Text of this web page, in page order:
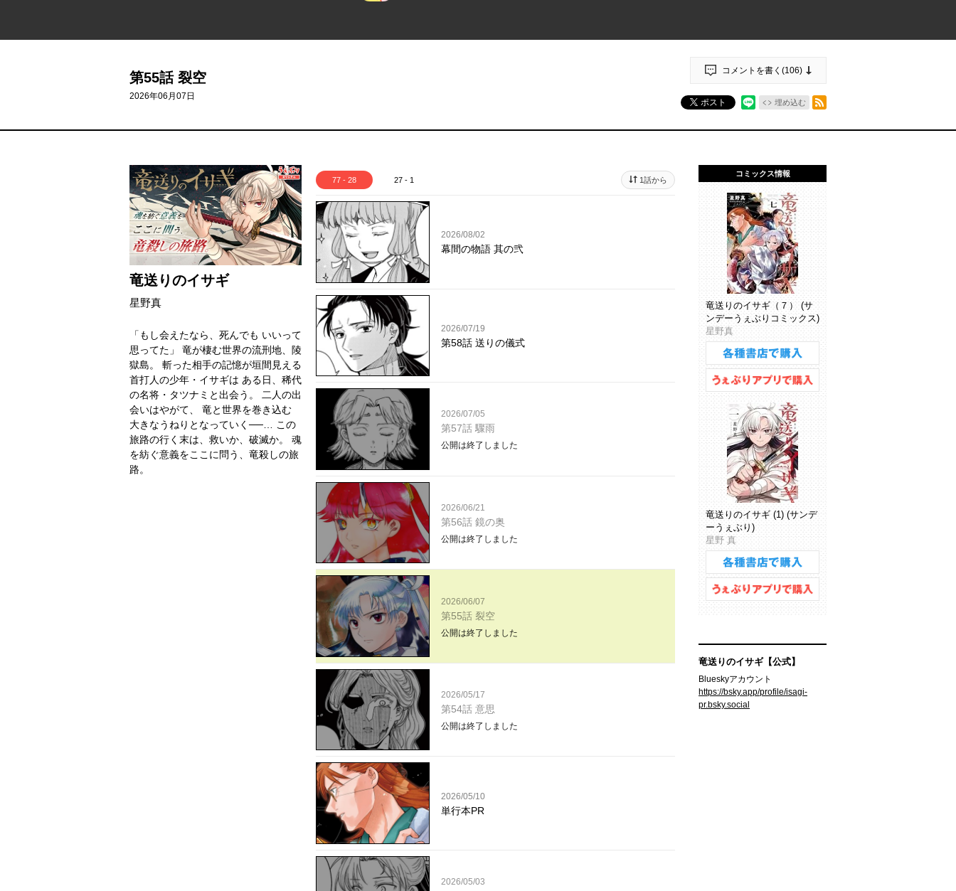
第55話 裂空
2026年06月07日
コメントを書く(106)
ポスト 埋め込む
竜送りのイサギ
星野真
「もし会えたなら、死んでも いいって
思ってた」 竜が棲む世界の流刑地、陵
獄島。 斬った相手の記憶が垣間見える
首打人の少年・イサギは ある日、稀代
の名将・タツナミと出会う。 二人の出
会いはやがて、 竜と世界を巻き込む
大きなうねりとなっていく──… この
旅路の行く末は、救いか、破滅か。 魂
を紡ぐ意義をここに問う、竜殺しの旅
路。
77 - 28 27 - 1 1話から
2026/08/02
幕間の物語 其の弐
2026/07/19
第58話 送りの儀式
2026/07/05
第57話 驟雨
公開は終了しました
2026/06/21
第56話 鏡の奥
公開は終了しました
2026/06/07
第55話 裂空
公開は終了しました
2026/05/17
第54話 意思
公開は終了しました
2026/05/10
単行本PR
2026/05/03
コミックス情報
竜送りのイサギ（７） (サ
ンデーうぇぶりコミックス)
星野真
竜送りのイサギ (1) (サンデ
ーうぇぶり)
星野 真
竜送りのイサギ【公式】
Blueskyアカウント
https://bsky.app/profile/isagi-
pr.bsky.social